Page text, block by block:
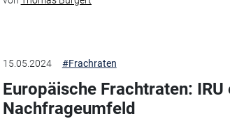
15.05.2024 #Frachraten
Europäische Frachtraten:
Nachfrageumfeld